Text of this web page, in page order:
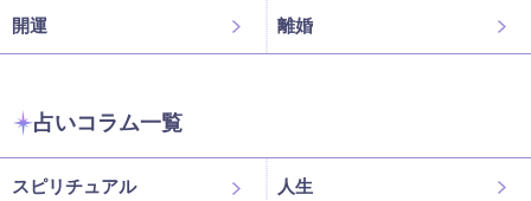
開運 離婚
占いコラム一覧
スピリチュアル 人生